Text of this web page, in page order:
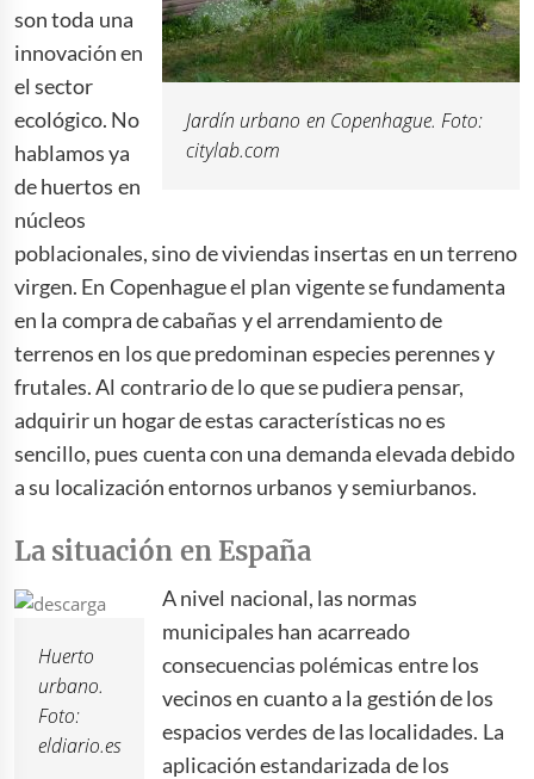
Jardín urbano en Copenhague. Foto:
citylab.com
son toda una
innovación en
el sector
ecológico. No
hablamos ya
de huertos en
núcleos
poblacionales, sino de viviendas insertas en un terreno
virgen. En Copenhague el plan vigente se fundamenta
en la compra de cabañas y el arrendamiento de
terrenos en los que predominan especies perennes y
frutales. Al contrario de lo que se pudiera pensar,
adquirir un hogar de estas características no es
sencillo, pues cuenta con una demanda elevada debido
a su localización entornos urbanos y semiurbanos.
La situación en España
Huerto
urbano.
Foto:
eldiario.es
A nivel nacional, las normas
municipales han acarreado
consecuencias polémicas entre los
vecinos en cuanto a la gestión de los
espacios verdes de las localidades. La
aplicación estandarizada de los